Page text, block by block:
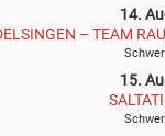
14.
– TEAM
15.